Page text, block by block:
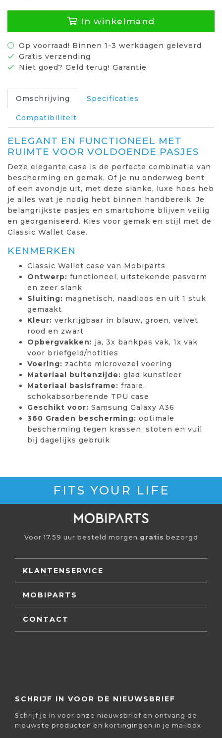
In winkelmand
Op voorraad! Binnen 1-3 werkdagen geleverd
Gratis verzending
Niet goed? Geld terug! Garantie
Omschrijving Specificaties
Compatibiliteit
ELEGANT EN FUNCTIONEEL MET
RUIMTE VOOR VOLDOENDE PASJES
Deze elegante case is de perfecte combinatie van
bescherming en gemak. Of je nu onderweg bent
of een avondje uit, met deze slanke, luxe hoes heb
je alles wat je nodig hebt binnen handbereik. Je
belangrijkste pasjes en smartphone blijven veilig
en georganiseerd. Kies voor gemak en stijl met de
Classic Wallet Case.
KENMERKEN
Classic Wallet case van Mobiparts
Ontwerp: functioneel, uitstekende pasvorm
en zeer slank
Sluiting: magnetisch, naadloos en uit 1 stuk
gemaakt
Kleur: verkrijgbaar in blauw, groen, velvet
rood en zwart
Opbergvakken: ja, 3x bankpas vak, 1x vak
voor briefgeld/notities
Voering: zachte microvezel voering
Materiaal buitenzijde: glad kunstleer
Materiaal basisframe: fraaie,
schokabsorberende TPU case
Geschikt voor: Samsung Galaxy A36
360 Graden bescherming: optimale
bescherming tegen krassen, stoten en vuil
bij dagelijks gebruik
FITS YOUR LIFE
Voor 17.59 uur besteld morgen gratis bezorgd
KLANTENSERVICE
MOBIPARTS
CONTACT
SCHRIJF IN VOOR DE NIEUWSBRIEF
Schrijf je in voor onze nieuwsbrief en ontvang de
nieuwste producten en kortingingen in je mailbox